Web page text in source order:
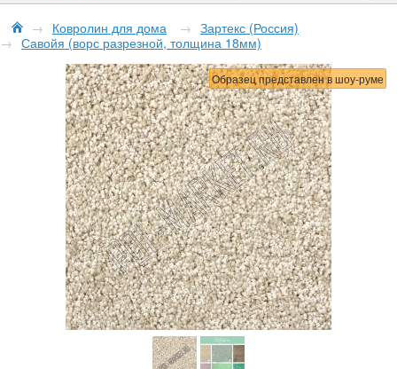
→ Ковролин для дома → Зартекс (Россия)
→ Савойя (ворс разрезной, толщина 18мм)
Образец представлен в шоу-руме